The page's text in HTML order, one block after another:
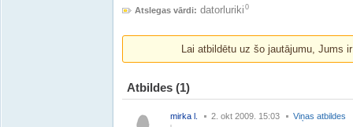
Atslegas vārdi: datorluriki 0
Lai atbildētu uz šo jautājumu, Jums
Atbildes (1)
mirka l. 2. okt 2009. 15:03 Viņas atbildes